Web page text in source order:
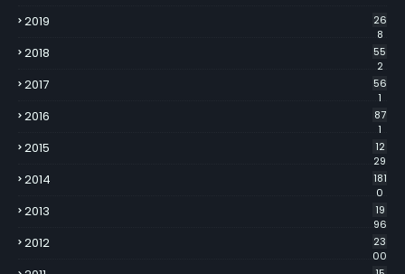
2019
26
8
2018
55
2
2017
56
1
2016
87
1
2015
12
29
2014
181
0
2013
19
96
2012
23
00